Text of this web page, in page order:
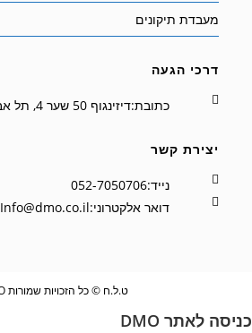
מעבדת תיקונים
דרכי הגעה
כתובת:דיזינגוף 50 שער 4, תל אביב
יצירת קשר
נייד:052-7050706
דואר אלקטרוני:Info@dmo.co.il
ט.ל.ח © כל הזכויות שמורות D.M.O
כניסה לאתר DMO